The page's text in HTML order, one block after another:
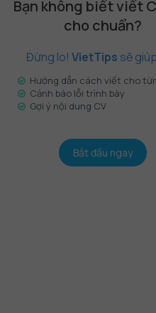
Bạn không biết viết
cho chuẩn?
Đừng lo! VietTips sẽ
Hướng dẫn cách viết cho
Cảnh báo lỗi trình bày
Gợi ý nội dung CV
Bắt đầu ngay